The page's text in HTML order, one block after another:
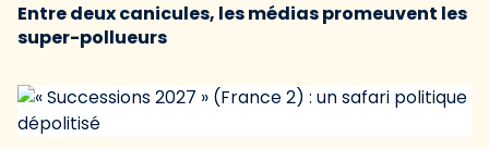
Entre deux canicules, les médias promeuvent les
super-pollueurs